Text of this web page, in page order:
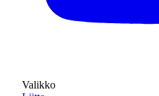
Valikko